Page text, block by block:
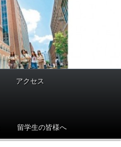
アクセス
留学生の皆様へ